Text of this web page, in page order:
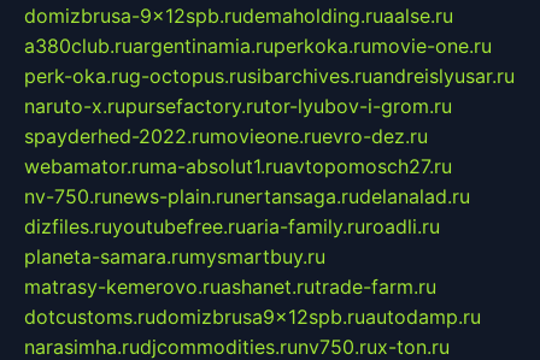
domizbrusa-9x12spb.rudemaholding.ruaalse.ru
a380club.ruargentinamia.ruperkoka.rumovie-one.ru
perk-oka.rug-octopus.rusibarchives.ruandreislyusar.ru
naruto-x.rupursefactory.rutor-lyubov-i-grom.ru
spayderhed-2022.rumovieone.ruevro-dez.ru
webamator.ruma-absolut1.ruavtopomosch27.ru
nv-750.runews-plain.runertansaga.rudelanalad.ru
dizfiles.ruyoutubefree.ruaria-family.ruroadli.ru
planeta-samara.rumysmartbuy.ru
matrasy-kemerovo.ruashanet.rutrade-farm.ru
dotcustoms.rudomizbrusa9x12spb.ruautodamp.ru
narasimha.rudjcommodities.runv750.rux-ton.ru